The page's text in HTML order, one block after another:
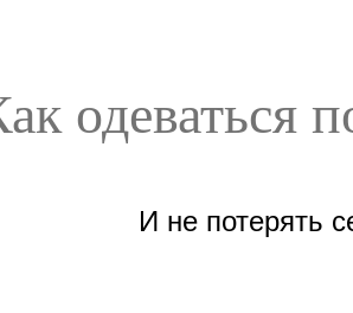
одеваться
И не потерять